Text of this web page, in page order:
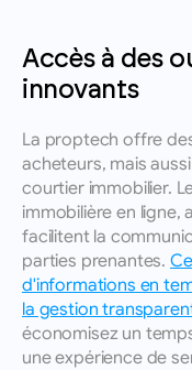
Accès à des
innovants
La proptech offre
acheteurs, mais
courtier immobilier.
immobilière en ligne,
facilitent la
parties prenantes.
d'informations en
la gestion
économisez un
une expérience de